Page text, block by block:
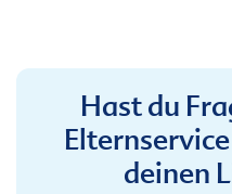
Hast du
deinen